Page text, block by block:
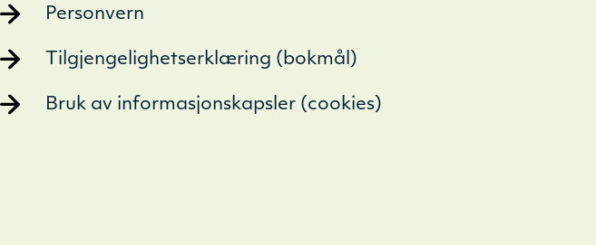
Personvern
Tilgjengelighetserklæring (bokmål)
Bruk av informasjonskapsler (cookies)